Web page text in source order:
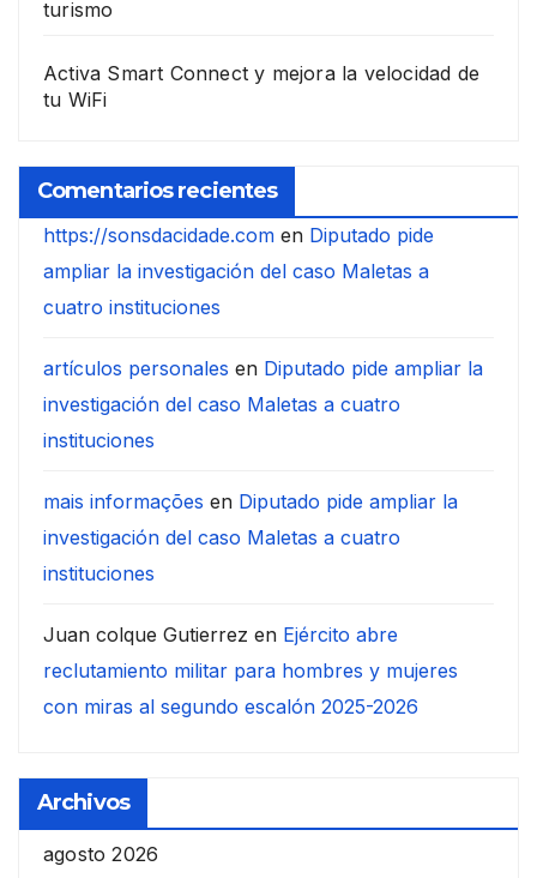
turismo
Activa Smart Connect y mejora la velocidad de
tu WiFi
Comentarios recientes
https://sonsdacidade.com en Diputado pide
ampliar la investigación del caso Maletas a
cuatro instituciones
artículos personales en Diputado pide ampliar la
investigación del caso Maletas a cuatro
instituciones
mais informações en Diputado pide ampliar la
investigación del caso Maletas a cuatro
instituciones
Juan colque Gutierrez en Ejército abre
reclutamiento militar para hombres y mujeres
con miras al segundo escalón 2025-2026
Archivos
agosto 2026